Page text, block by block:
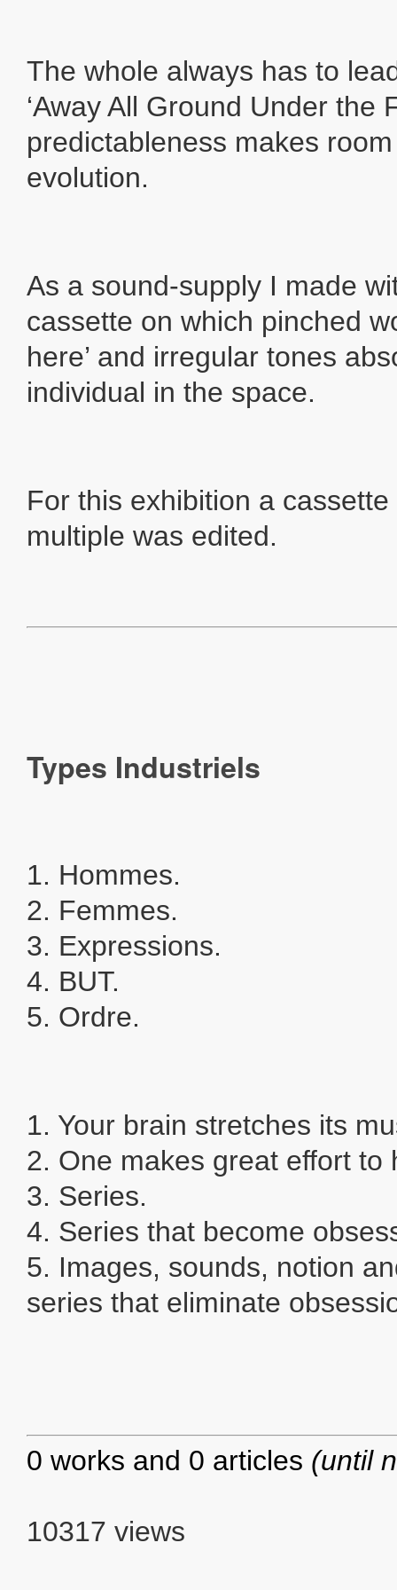
The whole always has to
‘Away All Ground Under the
predictableness makes
evolution.
As a sound-supply I made
cassette on which pinched
here’ and irregular tones
individual in the space.
For this exhibition a
multiple was edited.
Types Industriels
1. Hommes.
2. Femmes.
3. Expressions.
4. BUT.
5. Ordre.
1. Your brain stretches its
2. One makes great effort to
3. Series.
4. Series that become
5. Images, sounds, notion
series that eliminate
0 works and 0 articles (until
10317 views